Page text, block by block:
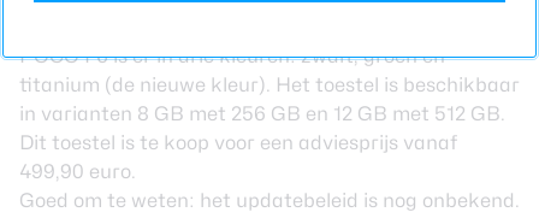
POCO F6 is er in drie kleuren: zwart, groen en
titanium (de nieuwe kleur). Het toestel is beschikbaar
in varianten 8 GB met 256 GB en 12 GB met 512 GB.
Dit toestel is te koop voor een adviesprijs vanaf
499,90 euro.
Goed om te weten: het updatebeleid is nog onbekend.